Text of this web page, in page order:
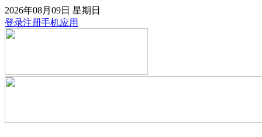
2026年08月09日 星期日
登录注册手机应用